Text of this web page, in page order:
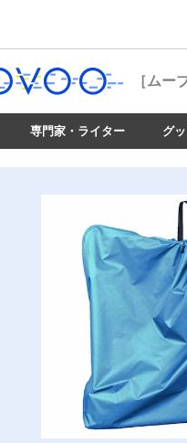
［ムー
専門家・ライター グ